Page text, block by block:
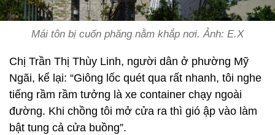
Mái tôn bị cuốn phăng nằm khắp nơi. Ảnh: E.X
Chị Trần Thị Thùy Linh, người dân ở phường Mỹ
Ngãi, kể lại: “Giông lốc quét qua rất nhanh, tôi nghe
tiếng rầm rầm tưởng là xe container chạy ngoài
đường. Khi chồng tôi mở cửa ra thì gió ập vào làm
bật tung cả cửa buồng”.